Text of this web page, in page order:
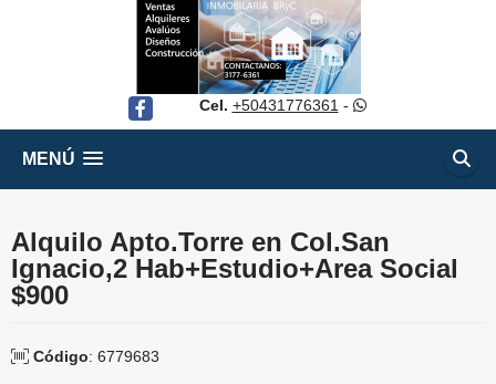
Facebook Cel. +50431776361 -
MENÚ
Alquilo Apto.Torre en Col.San
Ignacio,2 Hab+Estudio+Area Social
$900
Código: 6779683